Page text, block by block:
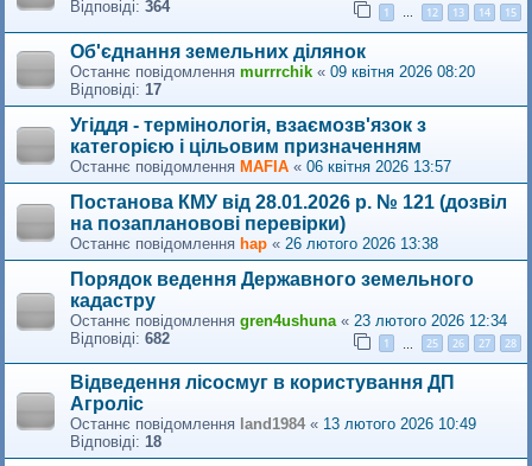
Відповіді: 364 1 … 12 13 14 15
Об'єднання земельних ділянок
Останнє повідомлення murrrchik « 09 квітня 2026 08:20
Відповіді: 17
Угіддя - термінологія, взаємозв'язок з
категорією і цільовим призначенням
Останнє повідомлення MAFIA « 06 квітня 2026 13:57
Постанова КМУ від 28.01.2026 р. № 121 (дозвіл
на позаплановові перевірки)
Останнє повідомлення hap « 26 лютого 2026 13:38
Порядок ведення Державного земельного
кадастру
Останнє повідомлення gren4ushuna « 23 лютого 2026 12:34
Відповіді: 682 1 25 26 27 28
Відведення лісосмуг в користування ДП
Агроліс
Останнє повідомлення land1984 « 13 лютого 2026 10:49
Відповіді: 18